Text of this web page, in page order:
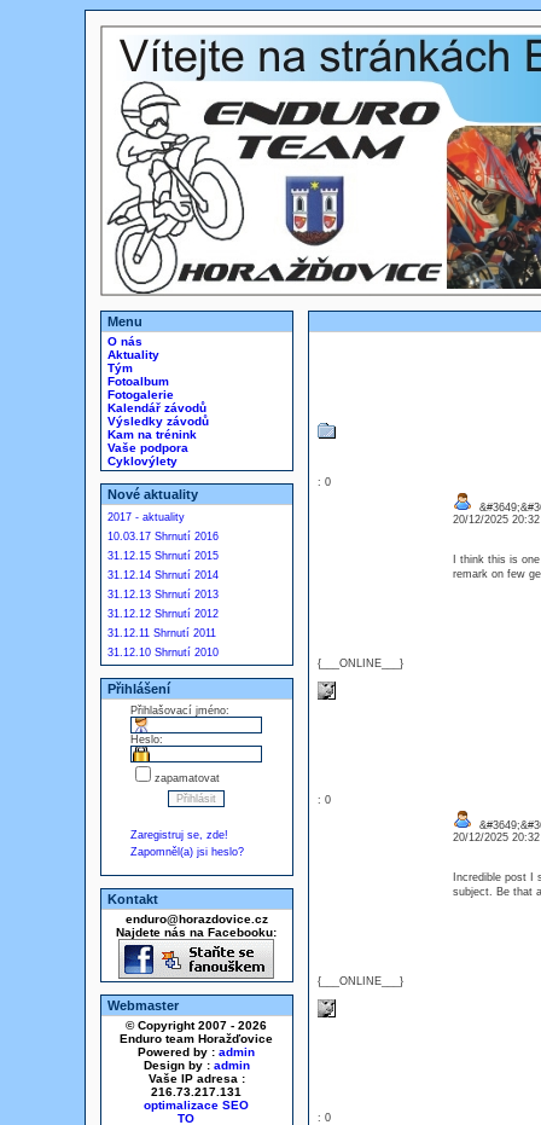
Menu
O nás
Aktuality
Tým
Fotoalbum
Fotogalerie
Kalendář závodů
Výsledky závodů
Kam na trénink
Vaše podpora
Cyklovýlety
Nové aktuality
2017 - aktuality
10.03.17 Shrnutí 2016
31.12.15 Shrnutí 2015
31.12.14 Shrnutí 2014
31.12.13 Shrnutí 2013
31.12.12 Shrnutí 2012
31.12.11 Shrnutí 2011
31.12.10 Shrnutí 2010
Přihlášení
Přihlašovací jméno:
Heslo:
zapamatovat
Zaregistruj se, zde!
Zapomněl(a) jsi heslo?
Kontakt
enduro@horazdovice.cz
Najdete nás na Facebooku:
Webmaster
© Copyright 2007 - 2026
Enduro team Horažďovice
Powered by : admin
Design by : admin
Vaše IP adresa :
216.73.217.131
optimalizace SEO
: 0
{___ONLINE___}
20/12/2025
I think this is
remark on few
: 0
{___ONLINE___}
20/12/2025
Incredible post I
subject. Be that
: 0